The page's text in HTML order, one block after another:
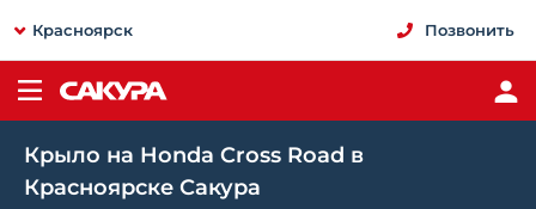
Красноярск Позвонить
Крыло на Honda Cross Road в
Красноярске Сакура